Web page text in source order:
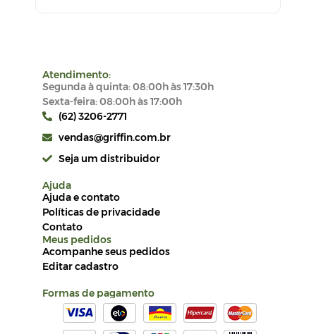
Atendimento:
Segunda à quinta: 08:00h às 17:30h
Sexta-feira: 08:00h às 17:00h
(62) 3206-2771
vendas@griffin.com.br
Seja um distribuidor
Ajuda
Ajuda e contato
Políticas de privacidade
Contato
Meus pedidos
Acompanhe seus pedidos
Editar cadastro
Formas de pagamento